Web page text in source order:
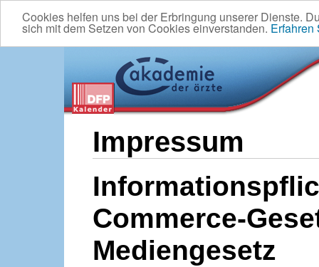
Cookies helfen uns bei der Erbringung unserer Dienste.
sich mit dem Setzen von Cookies einverstanden. Erfahren
Impressum
Commerce-
Mediengesetz